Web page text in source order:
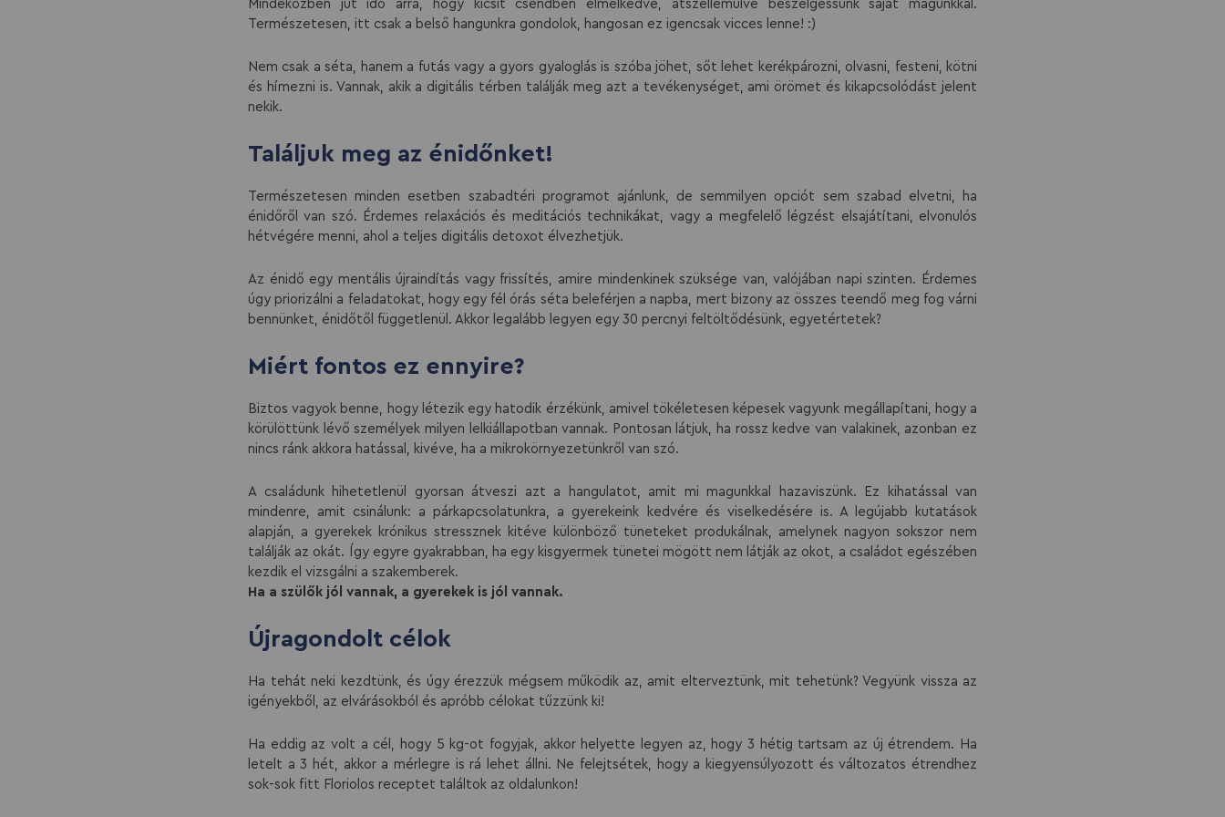
Mindeközben jut idő arra, hogy kicsit csendben elmélkedve, átszellemülve beszélgessünk saját magunkkal.
Természetesen, itt csak a belső hangunkra gondolok, hangosan ez igencsak vicces lenne! :)
Nem csak a séta, hanem a futás vagy a gyors gyaloglás is szóba jöhet, sőt lehet kerékpározni, olvasni, festeni, kötni
és hímezni is. Vannak, akik a digitális térben találják meg azt a tevékenységet, ami örömet és kikapcsolódást jelent
nekik.
Találjuk meg az énidőnket!
Természetesen minden esetben szabadtéri programot ajánlunk, de semmilyen opciót sem szabad elvetni, ha
énidőről van szó. Érdemes relaxációs és meditációs technikákat, vagy a megfelelő légzést elsajátítani, elvonulós
hétvégére menni, ahol a teljes digitális detoxot élvezhetjük.
Az énidő egy mentális újraindítás vagy frissítés, amire mindenkinek szüksége van, valójában napi szinten. Érdemes
úgy priorizálni a feladatokat, hogy egy fél órás séta beleférjen a napba, mert bizony az összes teendő meg fog várni
bennünket, énidőtől függetlenül. Akkor legalább legyen egy 30 percnyi feltöltődésünk, egyetértetek?
Miért fontos ez ennyire?
Biztos vagyok benne, hogy létezik egy hatodik érzékünk, amivel tökéletesen képesek vagyunk megállapítani, hogy a
körülöttünk lévő személyek milyen lelkiállapotban vannak. Pontosan látjuk, ha rossz kedve van valakinek, azonban ez
nincs ránk akkora hatással, kivéve, ha a mikrokörnyezetünkről van szó.
A családunk hihetetlenül gyorsan átveszi azt a hangulatot, amit mi magunkkal hazaviszünk. Ez kihatással van
mindenre, amit csinálunk: a párkapcsolatunkra, a gyerekeink kedvére és viselkedésére is. A legújabb kutatások
alapján, a gyerekek krónikus stressznek kitéve különböző tüneteket produkálnak, amelynek nagyon sokszor nem
találják az okát. Így egyre gyakrabban, ha egy kisgyermek tünetei mögött nem látják az okot, a családot egészében
kezdik el vizsgálni a szakemberek.
Ha a szülők jól vannak, a gyerekek is jól vannak.
Újragondolt célok
Ha tehát neki kezdtünk, és úgy érezzük mégsem működik az, amit elterveztünk, mit tehetünk? Vegyünk vissza az
igényekből, az elvárásokból és apróbb célokat tűzzünk ki!
Ha eddig az volt a cél, hogy 5 kg-ot fogyjak, akkor helyette legyen az, hogy 3 hétig tartsam az új étrendem. Ha
letelt a 3 hét, akkor a mérlegre is rá lehet állni. Ne felejtsétek, hogy a kiegyensúlyozott és változatos étrendhez
sok-sok fitt Floriolos receptet találtok az oldalunkon!